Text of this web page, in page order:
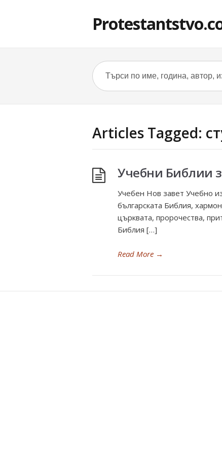
Articles Tagged:
Учебни Библии
Учебен Нов завет Учебно
българската Библия,
църквата, пророчества,
Библия […]
Read More →